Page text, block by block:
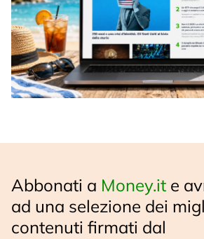
Abbonati a Money.it e
ad una selezione dei
contenuti firmati dal